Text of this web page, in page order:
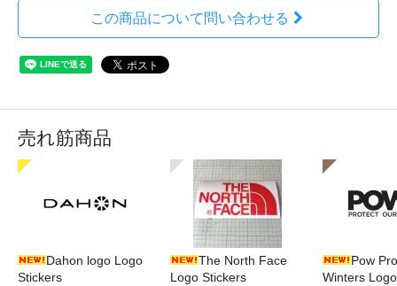
この商品について問い合わせる
売れ筋商品
Dahon logo Logo
Stickers
The North Face
Logo Stickers
Pow
Winters